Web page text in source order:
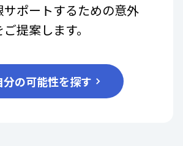
サポートするための意外
提案します。
分の可能性を探す